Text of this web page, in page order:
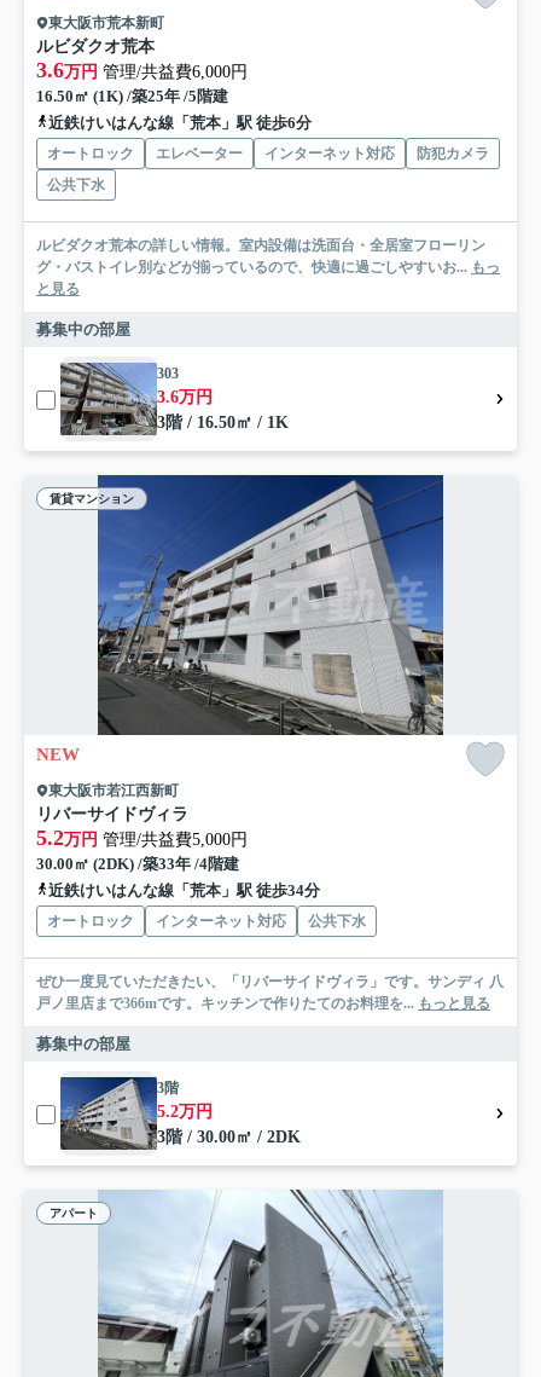
東大阪市荒本新町
ルビダクオ荒本
3.6万円 管理/共益費6,000円
16.50㎡ (1K) /築25年 /5階建
近鉄けいはんな線「荒本」駅 徒歩6分
オートロック エレベーター インターネット対応
防犯カメラ
公共下水
ルビダクオ荒本の詳しい情報。室内設備は洗面台・全居室フローリン
グ・バストイレ別などが揃っているので、快適に過ごしやすいお... もっ
と見る
募集中の部屋
303
3.6万円
3階 / 16.50㎡ / 1K
賃貸マンション
NEW
東大阪市若江西新町
リバーサイドヴィラ
5.2万円 管理/共益費5,000円
30.00㎡ (2DK) /築33年 /4階建
近鉄けいはんな線「荒本」駅 徒歩34分
オートロック インターネット対応 公共下水
ぜひ一度見ていただきたい、「リバーサイドヴィラ」です。サンディ 八
戸ノ里店まで366mです。キッチンで作りたてのお料理を... もっと見る
募集中の部屋
3階
5.2万円
3階 / 30.00㎡ / 2DK
アパート